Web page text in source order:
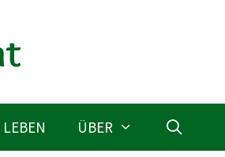
ÜBER